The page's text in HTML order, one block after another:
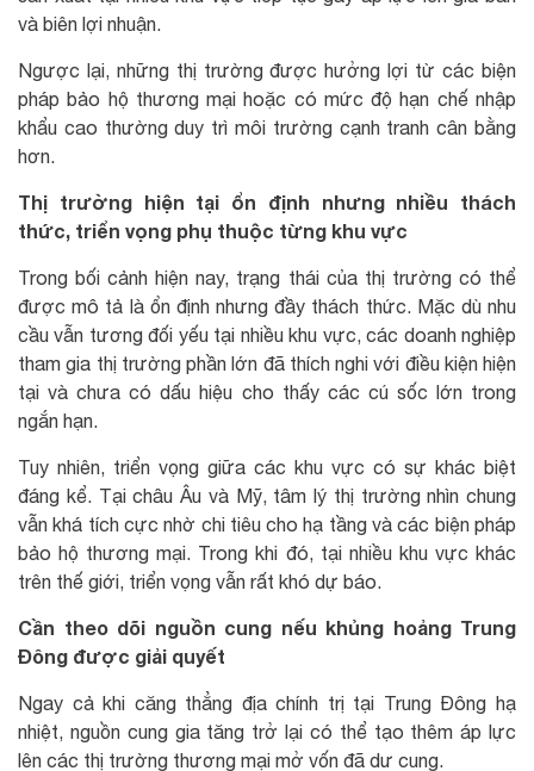
và biên lợi nhuận.
Ngược lại, những thị trường được hưởng lợi từ các biện
pháp bảo hộ thương mại hoặc có mức độ hạn chế nhập
khẩu cao thường duy trì môi trường cạnh tranh cân bằng
hơn.
Thị trường hiện tại ổn định nhưng nhiều thách
thức, triển vọng phụ thuộc từng khu vực
Trong bối cảnh hiện nay, trạng thái của thị trường có thể
được mô tả là ổn định nhưng đầy thách thức. Mặc dù nhu
cầu vẫn tương đối yếu tại nhiều khu vực, các doanh nghiệp
tham gia thị trường phần lớn đã thích nghi với điều kiện hiện
tại và chưa có dấu hiệu cho thấy các cú sốc lớn trong
ngắn hạn.
Tuy nhiên, triển vọng giữa các khu vực có sự khác biệt
đáng kể. Tại châu Âu và Mỹ, tâm lý thị trường nhìn chung
vẫn khá tích cực nhờ chi tiêu cho hạ tầng và các biện pháp
bảo hộ thương mại. Trong khi đó, tại nhiều khu vực khác
trên thế giới, triển vọng vẫn rất khó dự báo.
Cần theo dõi nguồn cung nếu khủng hoảng Trung
Đông được giải quyết
Ngay cả khi căng thẳng địa chính trị tại Trung Đông hạ
nhiệt, nguồn cung gia tăng trở lại có thể tạo thêm áp lực
lên các thị trường thương mại mở vốn đã dư cung.